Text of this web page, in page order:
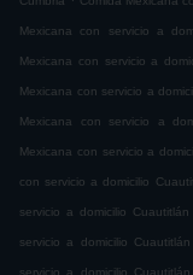
Mexicana con servicio a
Mexicana con servicio a
Mexicana con servicio a
Mexicana con servicio a
Mexicana con servicio a
con servicio a domicilio
servicio a domicilio
servicio a domicilio
servicio a domicilio